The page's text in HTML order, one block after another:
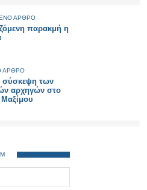
ΑΡΘΡΟ
παρακμή η
ΑΡΘΡΟ
σύσκεψη των
αρχηγών στο